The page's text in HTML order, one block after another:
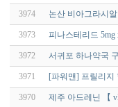
3974 논산 비아그라시
3973 피나스테리드
3972 서귀포 하나약국
3971 [파워맨] 프릴리
3970 제주 아드레닌 【